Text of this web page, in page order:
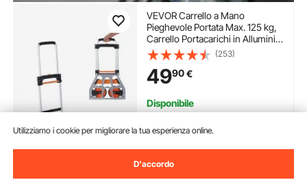
VEVOR Carrello a Mano
Pieghevole Portata Max. 125 kg,
Carrello Portacarichi in Alluminio
per Carichi Pesanti, Carrello
Porta Carichi con Maniglia
Telescopica per Trasporto Merci
Oggetti da Magazzino
(253)
4990€
Disponibile
Ago. 10
Utilizziamo i cookie per migliorare la tua esperienza online.
D'accordo